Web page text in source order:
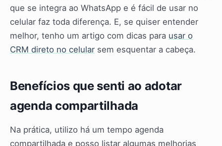
que se integra ao WhatsApp e é fácil de usar no
celular faz toda diferença. E, se quiser entender
melhor, tenho um artigo com dicas para usar o
CRM direto no celular sem esquentar a cabeça.
Benefícios que senti ao adotar
agenda compartilhada
Na prática, utilizo há um tempo agenda
compartilhada e posso listar algumas melhorias